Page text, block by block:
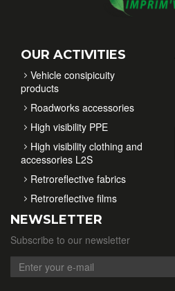
OUR ACTIVITIES
Vehicle consipicuity
products
Roadworks accessories
High visibility PPE
High visibility clothing and
accessories L2S
Retroreflective fabrics
Retroreflective films
NEWSLETTER
Subscribe to our newsletter